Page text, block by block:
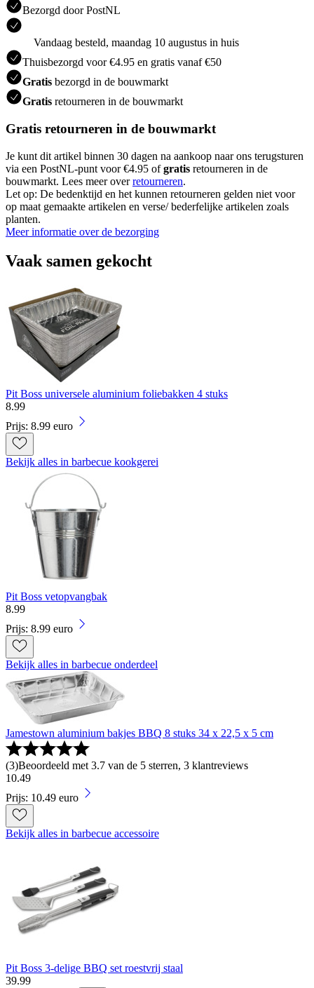
Bezorgd door PostNL
Vandaag besteld, maandag 10 augustus in huis
Thuisbezorgd voor €4.95 en gratis vanaf €50
Gratis bezorgd in de bouwmarkt
Gratis retourneren in de bouwmarkt
Gratis retourneren in de bouwmarkt
Je kunt dit artikel binnen 30 dagen na aankoop naar ons terugsturen
via een PostNL-punt voor €4.95 ofgratis retourneren in de
bouwmarkt. Lees meer overretourneren.
Let op: De bedenktijd en het kunnen retourneren gelden niet voor
op maat gemaakte artikelen en verse/ bederfelijke artikelen zoals
planten.
Meer informatie over de bezorging
Vaak samen gekocht
Pit Boss universele aluminium foliebakken 4 stuks
8.99
Prijs: 8.99 euro
Bekijk alles in barbecue kookgerei
Pit Boss vetopvangbak
8.99
Prijs: 8.99 euro
Bekijk alles in barbecue onderdeel
Jamestown aluminium bakjes BBQ 8 stuks 34 x 22,5 x 5 cm
(3)Beoordeeld met 3.7 van de 5 sterren, 3 klantreviews
10.49
Prijs: 10.49 euro
Bekijk alles in barbecue accessoire
Pit Boss 3-delige BBQ set roestvrij staal
39.99